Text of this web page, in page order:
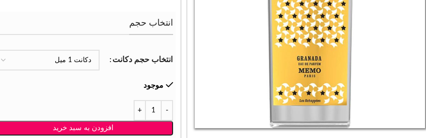
انتخاب حجم
انتخاب حجم دکانت
موجود
افزودن به سبد خرید